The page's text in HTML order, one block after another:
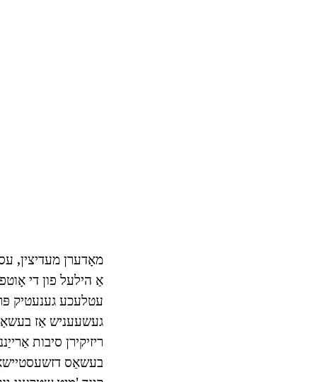
מאָדערן מעדיצין,
אַ הילעל פון די
עטלעכע גענעטיק
געשעעניש אַז
ריזיקירן סיבות
בעשאַס